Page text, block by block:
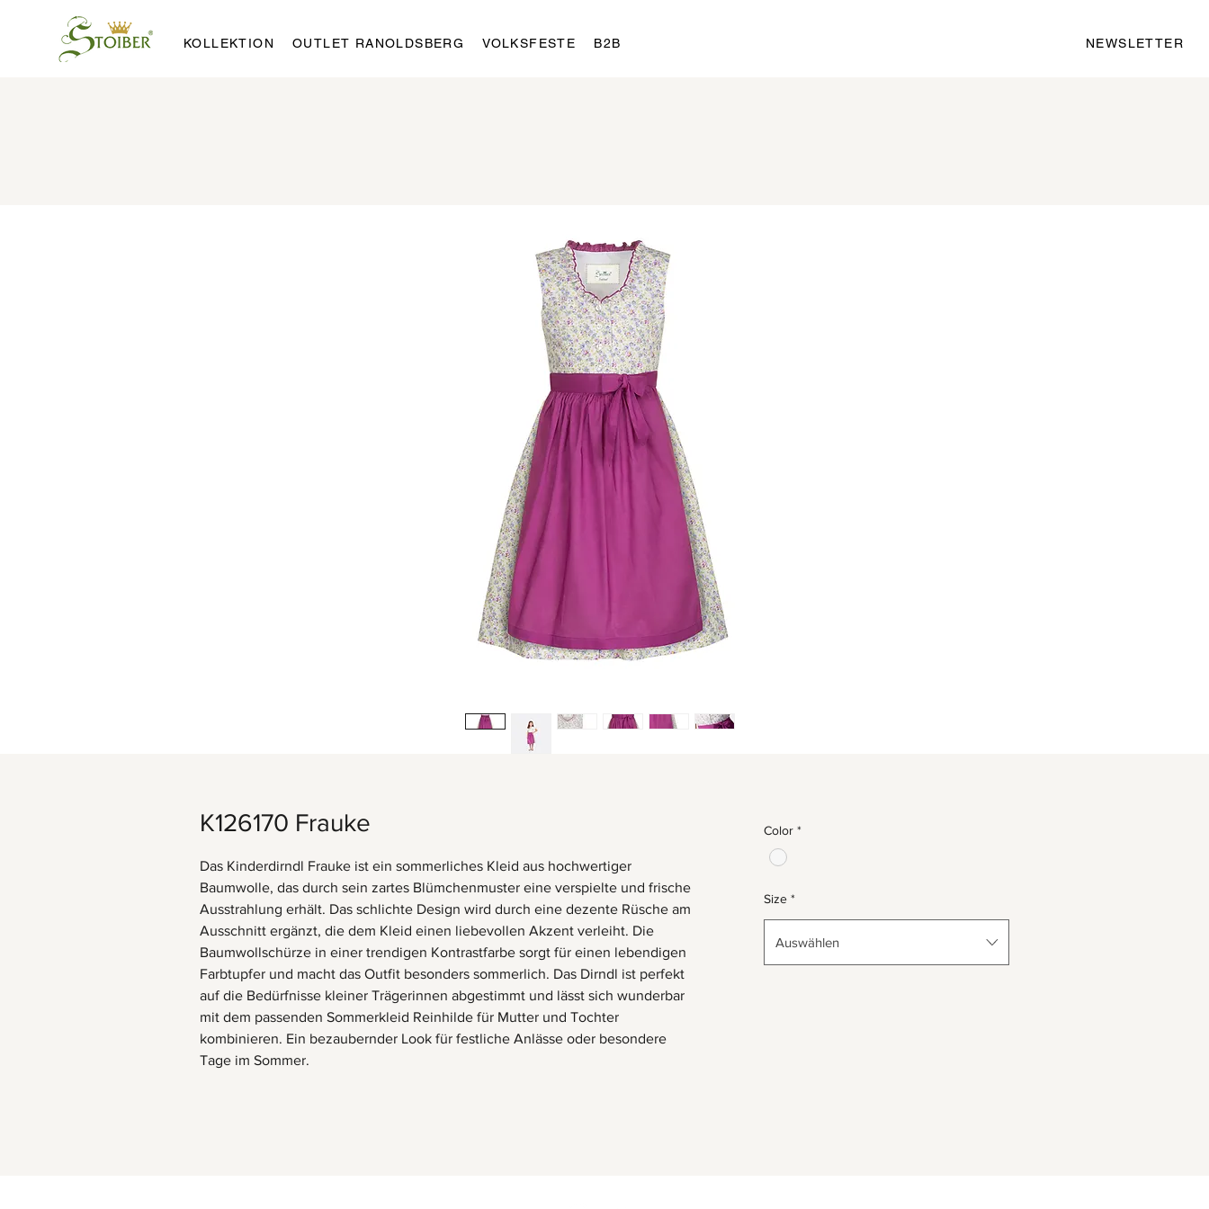
KOLLEKTION OUTLET RANOLDSBERG VOLKSFESTE B2B NEWSLETTER
K126170 Frauke
Das Kinderdirndl Frauke ist ein sommerliches Kleid aus hochwertiger
Baumwolle, das durch sein zartes Blümchenmuster eine verspielte und frische
Ausstrahlung erhält. Das schlichte Design wird durch eine dezente Rüsche am
Ausschnitt ergänzt, die dem Kleid einen liebevollen Akzent verleiht. Die
Baumwollschürze in einer trendigen Kontrastfarbe sorgt für einen lebendigen
Farbtupfer und macht das Outfit besonders sommerlich. Das Dirndl ist perfekt
auf die Bedürfnisse kleiner Trägerinnen abgestimmt und lässt sich wunderbar
mit dem passenden Sommerkleid Reinhilde für Mutter und Tochter
kombinieren. Ein bezaubernder Look für festliche Anlässe oder besondere
Tage im Sommer.
Color *
Size *
Auswählen